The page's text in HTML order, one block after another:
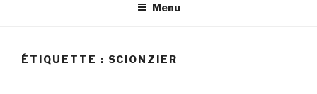
Menu
ÉTIQUETTE : SCIONZIER